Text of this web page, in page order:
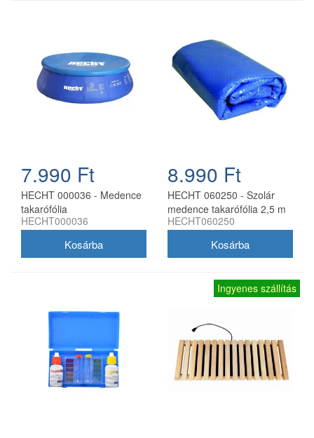
7.990 Ft
HECHT 000036 - Medence
takarófólia
HECHT000036
8.990 Ft
HECHT 060250 - Szolár
medence takarófólia 2,5 m
HECHT060250
Ingyenes szállítás